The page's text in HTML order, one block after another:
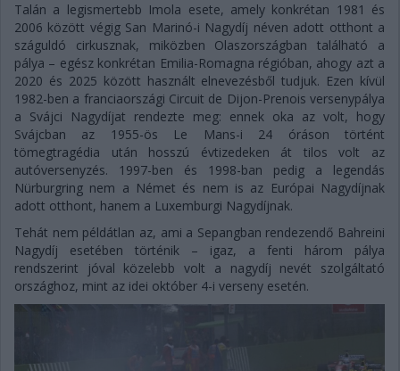
Talán a legismertebb Imola esete, amely konkrétan 1981 és
2006 között végig San Marinó-i Nagydíj néven adott otthont a
száguldó cirkusznak, miközben Olaszországban található a
pálya – egész konkrétan Emilia-Romagna régióban, ahogy azt a
2020 és 2025 között használt elnevezésből tudjuk. Ezen kívül
1982-ben a franciaországi Circuit de Dijon-Prenois versenypálya
a Svájci Nagydíjat rendezte meg: ennek oka az volt, hogy
Svájcban az 1955-ös Le Mans-i 24 óráson történt
tömegtragédia után hosszú évtizedeken át tilos volt az
autóversenyzés. 1997-ben és 1998-ban pedig a legendás
Nürburgring nem a Német és nem is az Európai Nagydíjnak
adott otthont, hanem a Luxemburgi Nagydíjnak.
Tehát nem példátlan az, ami a Sepangban rendezendő Bahreini
Nagydíj esetében történik – igaz, a fenti három pálya
rendszerint jóval közelebb volt a nagydíj nevét szolgáltató
országhoz, mint az idei október 4-i verseny esetén.